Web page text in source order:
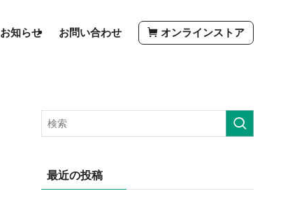
お知らせ お問い合わせ オンラインストア
最近の投稿